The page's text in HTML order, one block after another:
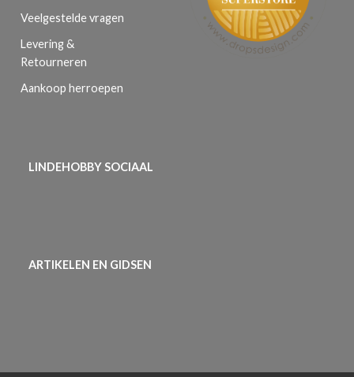
Veelgestelde vragen
Levering &
Retourneren
Aankoop herroepen
LINDEHOBBY SOCIAAL
ARTIKELEN EN GIDSEN